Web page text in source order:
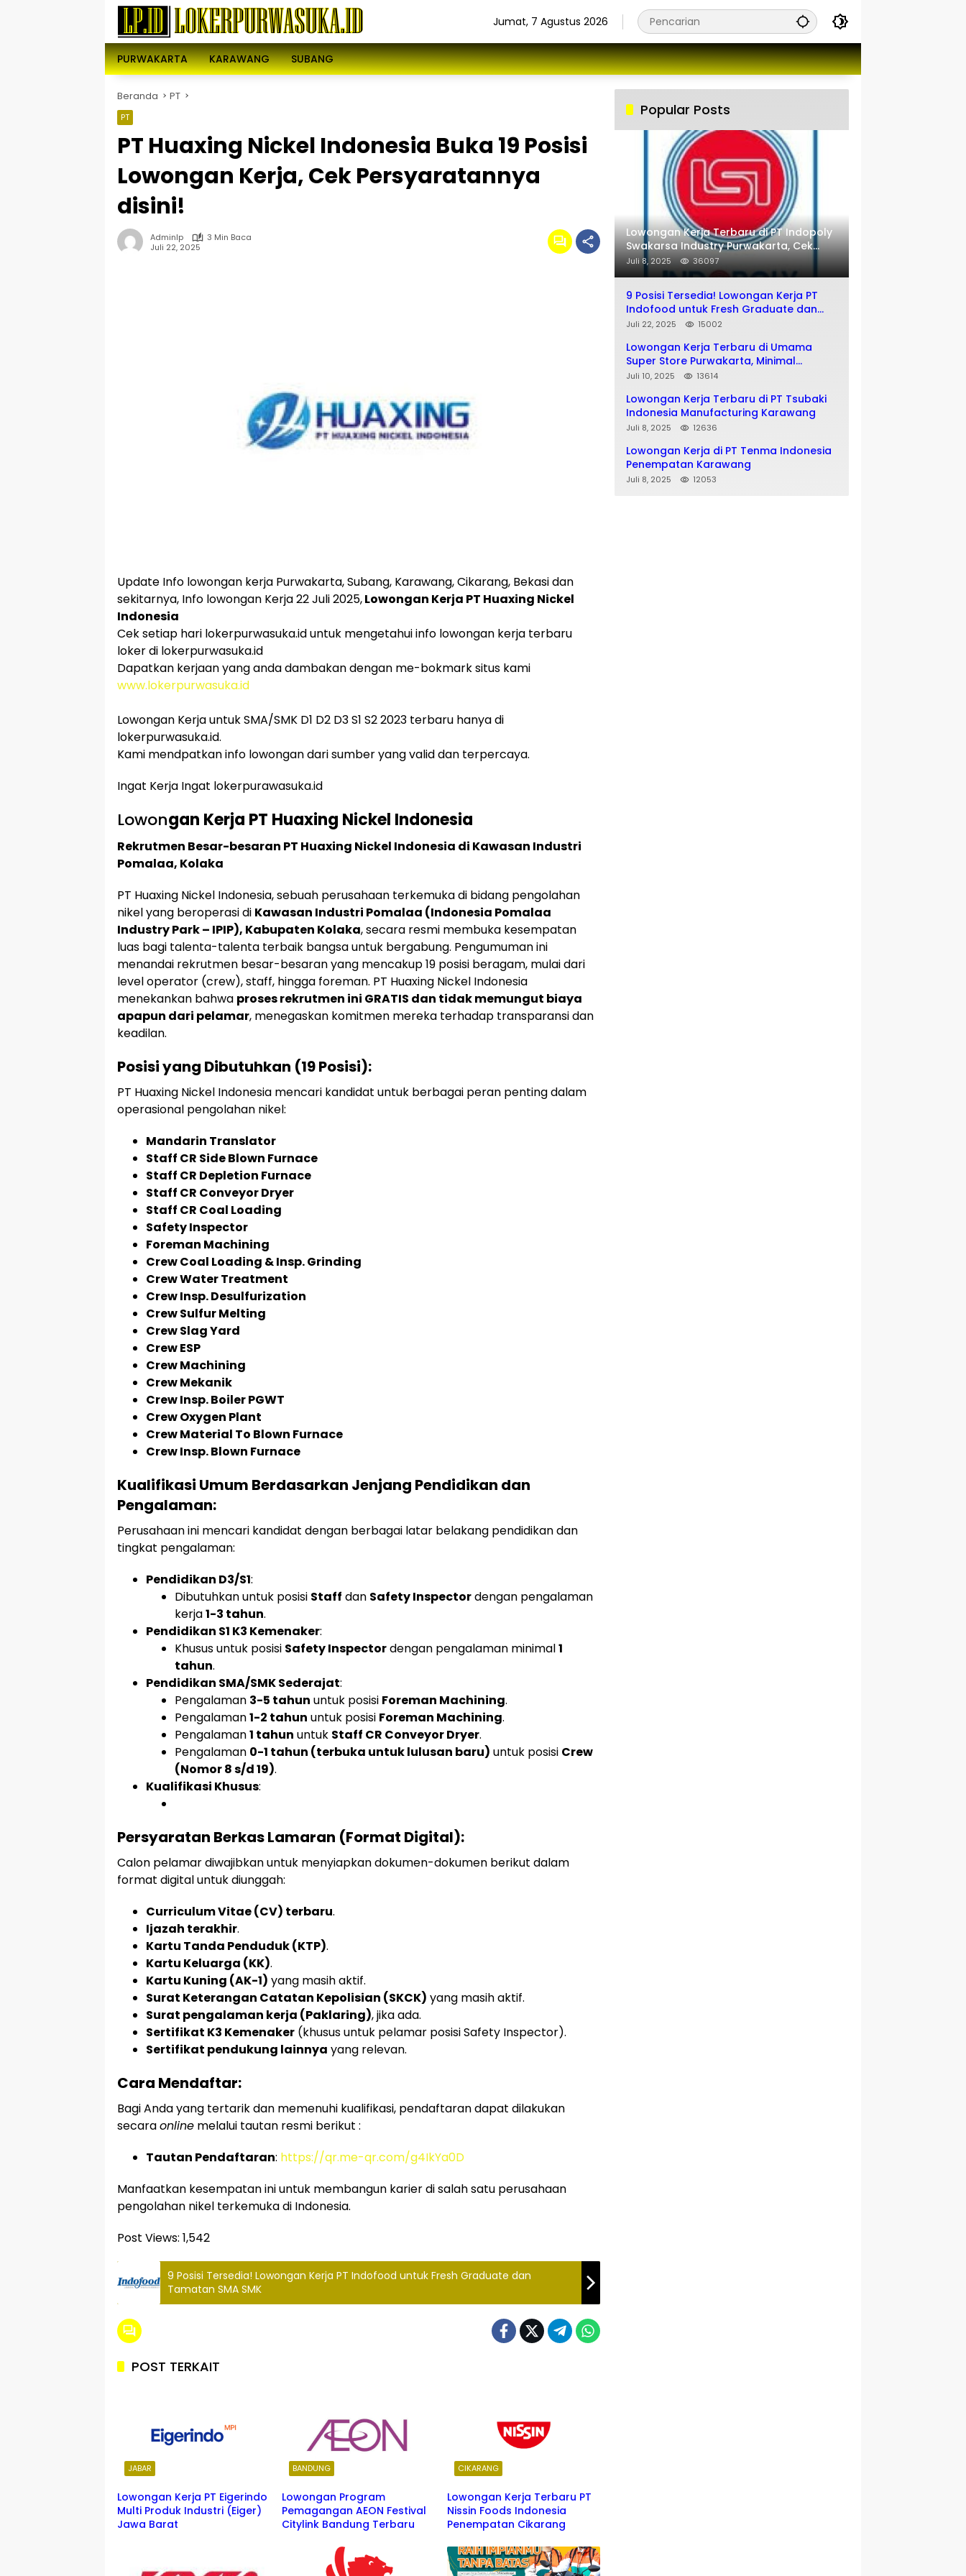
Jumat, 7 Agustus 2026
PURWAKARTA KARAWANG SUBANG
Beranda PT
PT
PT Huaxing Nickel Indonesia Buka 19 Posisi
Lowongan Kerja, Cek Persyaratannya
disini!
Adminlp
3 Min Baca
Juli 22, 2025
Update Info lowongan kerja Purwakarta, Subang, Karawang, Cikarang, Bekasi dan
sekitarnya, Info lowongan Kerja 22 Juli 2025,Lowongan Kerja PT Huaxing Nickel
Indonesia
Cek setiap hari lokerpurwasuka.id untuk mengetahui info lowongan kerja terbaru
loker di lokerpurwasuka.id
Dapatkan kerjaan yang anda dambakan dengan me-bokmark situs kami
www.lokerpurwasuka.id
Lowongan Kerja untuk SMA/SMK D1 D2 D3 S1 S2 2023 terbaru hanya di
lokerpurwasuka.id.
Kami mendpatkan info lowongan dari sumber yang valid dan terpercaya.
Ingat Kerja Ingat lokerpurawasuka.id
Lowongan Kerja PT Huaxing Nickel Indonesia
Rekrutmen Besar-besaran PT Huaxing Nickel Indonesia di Kawasan Industri
Pomalaa, Kolaka
PT Huaxing Nickel Indonesia, sebuah perusahaan terkemuka di bidang pengolahan
nikel yang beroperasi di Kawasan Industri Pomalaa (Indonesia Pomalaa
Industry Park – IPIP), Kabupaten Kolaka, secara resmi membuka kesempatan
luas bagi talenta-talenta terbaik bangsa untuk bergabung. Pengumuman ini
menandai rekrutmen besar-besaran yang mencakup 19 posisi beragam, mulai dari
level operator (crew), staff, hingga foreman. PT Huaxing Nickel Indonesia
menekankan bahwa proses rekrutmen ini GRATIS dan tidak memungut biaya
apapun dari pelamar, menegaskan komitmen mereka terhadap transparansi dan
keadilan.
Posisi yang Dibutuhkan (19 Posisi):
PT Huaxing Nickel Indonesia mencari kandidat untuk berbagai peran penting dalam
operasional pengolahan nikel:
Mandarin Translator
Staff CR Side Blown Furnace
Staff CR Depletion Furnace
Staff CR Conveyor Dryer
Staff CR Coal Loading
Safety Inspector
Foreman Machining
Crew Coal Loading & Insp. Grinding
Crew Water Treatment
Crew Insp. Desulfurization
Crew Sulfur Melting
Crew Slag Yard
Crew ESP
Crew Machining
Crew Mekanik
Crew Insp. Boiler PGWT
Crew Oxygen Plant
Crew Material To Blown Furnace
Crew Insp. Blown Furnace
Kualifikasi Umum Berdasarkan Jenjang Pendidikan dan
Pengalaman:
Perusahaan ini mencari kandidat dengan berbagai latar belakang pendidikan dan
tingkat pengalaman:
Pendidikan D3/S1:
Dibutuhkan untuk posisi Staff dan Safety Inspectordengan pengalaman
kerja1-3 tahun.
Pendidikan S1 K3 Kemenaker:
Khusus untuk posisi Safety Inspectordengan pengalaman minimal1
tahun.
Pendidikan SMA/SMK Sederajat:
Pengalaman 3-5 tahun untuk posisi Foreman Machining.
Pengalaman1-2 tahun untuk posisi Foreman Machining.
Pengalaman1 tahun untuk Staff CR Conveyor Dryer.
Pengalaman 0-1 tahun (terbuka untuk lulusan baru) untuk posisi Crew
(Nomor 8 s/d 19).
Kualifikasi Khusus:
Persyaratan Berkas Lamaran (Format Digital):
Calon pelamar diwajibkan untuk menyiapkan dokumen-dokumen berikut dalam
format digital untuk diunggah:
Curriculum Vitae (CV) terbaru.
Ijazah terakhir.
Kartu Tanda Penduduk (KTP).
Kartu Keluarga (KK).
Kartu Kuning (AK-1) yang masih aktif.
Surat Keterangan Catatan Kepolisian (SKCK) yang masih aktif.
Surat pengalaman kerja (Paklaring), jika ada.
Sertifikat K3 Kemenaker (khusus untuk pelamar posisi Safety Inspector).
Sertifikat pendukung lainnya yang relevan.
Cara Mendaftar:
Bagi Anda yang tertarik dan memenuhi kualifikasi, pendaftaran dapat dilakukan
secaraonline melalui tautan resmi berikut :
Tautan Pendaftaran: https://qr.me-qr.com/g4IkYa0D
Manfaatkan kesempatan ini untuk membangun karier di salah satu perusahaan
pengolahan nikel terkemuka di Indonesia.
Post Views: 1,542
9 Posisi Tersedia! Lowongan Kerja PT Indofood untuk Fresh Graduate dan
Tamatan SMA SMK
POST TERKAIT
JABAR
Lowongan Kerja PT Eigerindo
Multi Produk Industri (Eiger)
Jawa Barat
BANDUNG
Lowongan Program
Pemagangan AEON Festival
Citylink Bandung Terbaru
CIKARANG
Lowongan Kerja Terbaru PT
Nissin Foods Indonesia
Penempatan Cikarang
Popular Posts
Lowongan Kerja Terbaru di PT Indopoly
Swakarsa Industry Purwakarta, Cek
Selengkapnya disini
Juli 8, 2025 36097
9 Posisi Tersedia! Lowongan Kerja PT
Indofood untuk Fresh Graduate dan
Tamatan SMA SMK
Juli 22, 2025 15002
Lowongan Kerja Terbaru di Umama
Super Store Purwakarta, Minimal
Lulusan SMA SMK
Juli 10, 2025 13614
Lowongan Kerja Terbaru di PT Tsubaki
Indonesia Manufacturing Karawang
Juli 8, 2025 12636
Lowongan Kerja di PT Tenma Indonesia
Penempatan Karawang
Juli 8, 2025 12053